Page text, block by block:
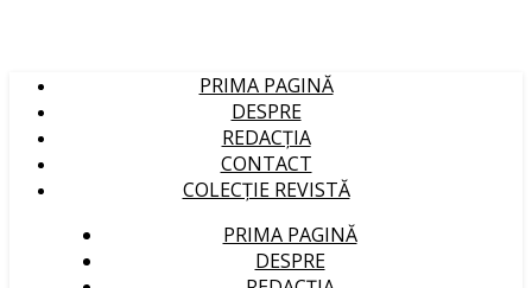
PRIMA PAGINĂ
DESPRE
REDACȚIA
CONTACT
COLECȚIE REVISTĂ
PRIMA PAGINĂ
DESPRE